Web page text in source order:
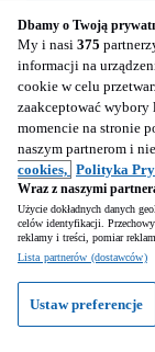
1996 cm3 • 130
Wyróżnione
1 km
2026
Firma •
Dbamy o Twoją
My i nasi 375
informacji na
cookie w celu
zaakceptować
momencie na stronie
naszym partnerom i
cookies, Polityka
Wraz z naszymi
Użycie dokładnych danych
celów identyfikacji.
reklamy i treści, pomiar
Lista partnerów (dostawców)
Ustaw preferencje